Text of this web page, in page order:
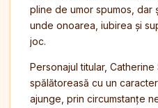
pline de umor spumos, dar
unde onoarea, iubirea și
joc.
Personajul titular,
spălătoreasă cu un
ajunge, prin circumstanțe